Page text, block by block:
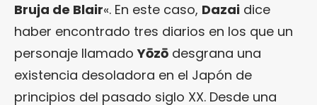
Bruja de Blair«. En este caso, Dazai dice
haber encontrado tres diarios en los que un
personaje llamadoYōzō desgrana una
existencia desoladora en el Japón de
principios del pasado siglo XX. Desde una